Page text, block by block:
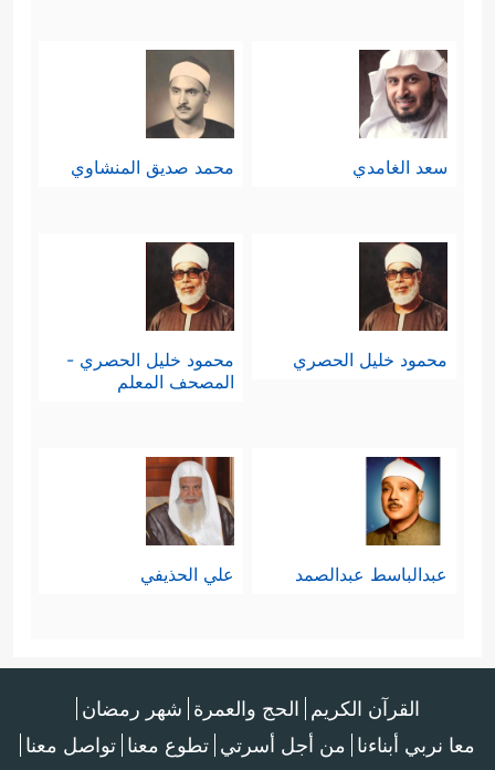
سعد الغامدي محمد صديق المنشاوي
محمود خليل الحصري
محمود خليل الحصري -
المصحف المعلم
عبدالباسط عبدالصمد علي الحذيفي
القرآن الكريم الحج والعمرة شهر رمضان
معا نربي أبناءنا من أجل أسرتي تطوع معنا تواصل معنا